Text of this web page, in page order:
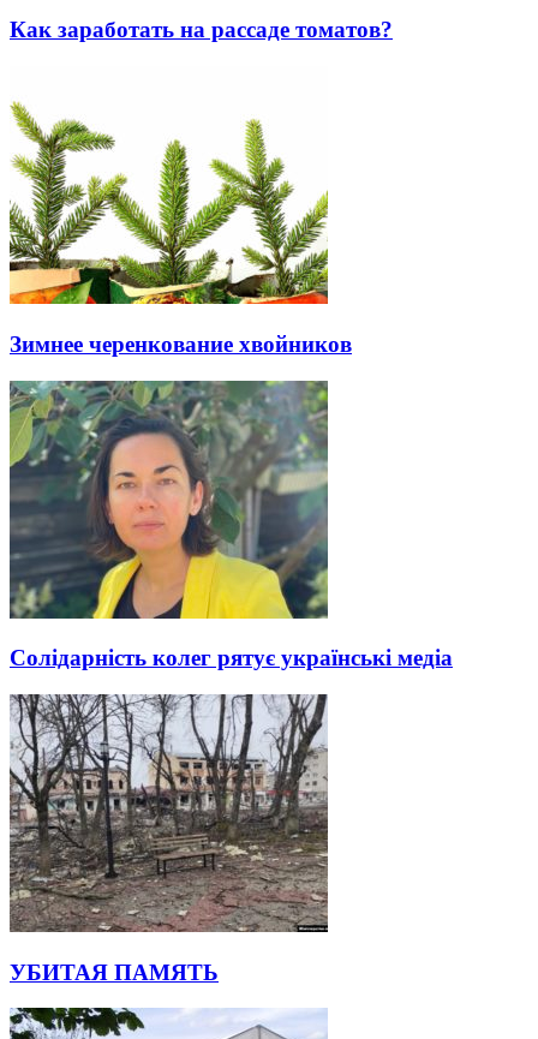
Как заработать на рассаде томатов?
Зимнее черенкование хвойников
Солідарність колег рятує українські медіа
УБИТАЯ ПАМЯТЬ